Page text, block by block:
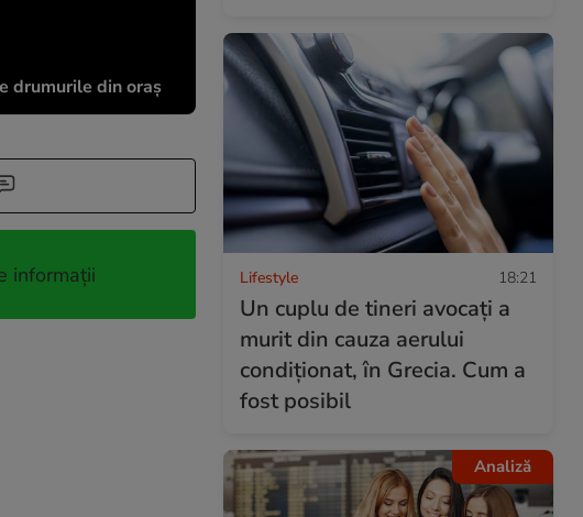
drumurile din oraș
informații Lifestyle 18:21
Un cuplu de tineri avocați a
murit din cauza aerului
condiționat, în Grecia. Cum a
fost posibil
Analiză